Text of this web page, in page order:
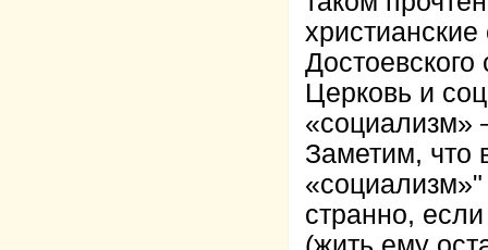
Церковь и
«социализм»
Заметим, что
странно,